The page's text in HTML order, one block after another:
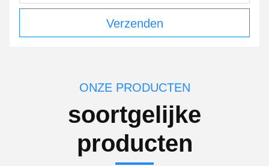
Verzenden
ONZE PRODUCTEN
soortgelijke
producten